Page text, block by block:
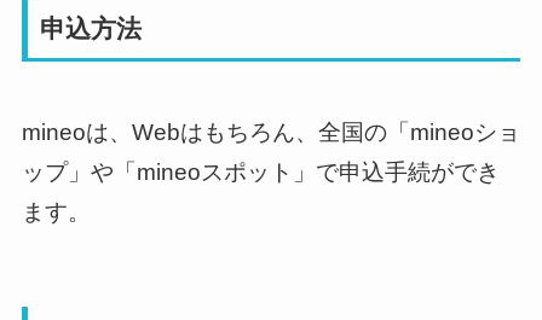
申込方法
mineoは、Webはもちろん、全国の「mineoショ
ップ」や「mineoスポット」で申込手続ができ
ます。